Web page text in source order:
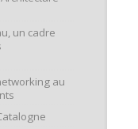
un cadre
au